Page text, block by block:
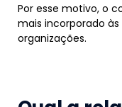
Por esse motivo, o
mais incorporado
organizações.